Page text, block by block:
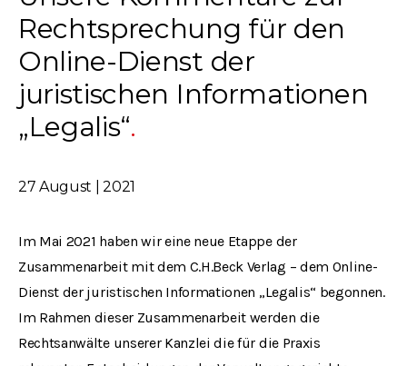
Rechtsprechung für den
Online-Dienst der
juristischen Informationen
„Legalis“
27 August | 2021
Im Mai 2021 haben wir eine neue Etappe der
Zusammenarbeit mit dem C.H.Beck Verlag – dem Online-
Dienst der juristischen Informationen „Legalis“ begonnen.
Im Rahmen dieser Zusammenarbeit werden die
Rechtsanwälte unserer Kanzlei die für die Praxis